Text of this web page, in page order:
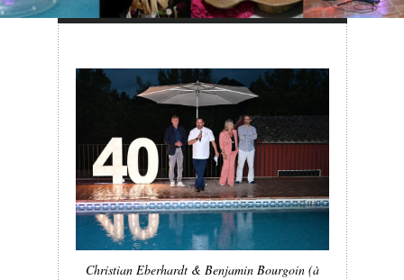
Christian Eberhardt & Benjamin Bourgoin (à